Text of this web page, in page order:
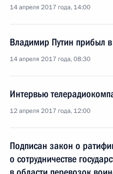
14 апреля 2017 года, 14:00
Владимир Путин прибыл
14 апреля 2017 года, 08:30
Интервью
12 апреля 2017 года, 12:00
Подписан закон о
о сотрудничестве